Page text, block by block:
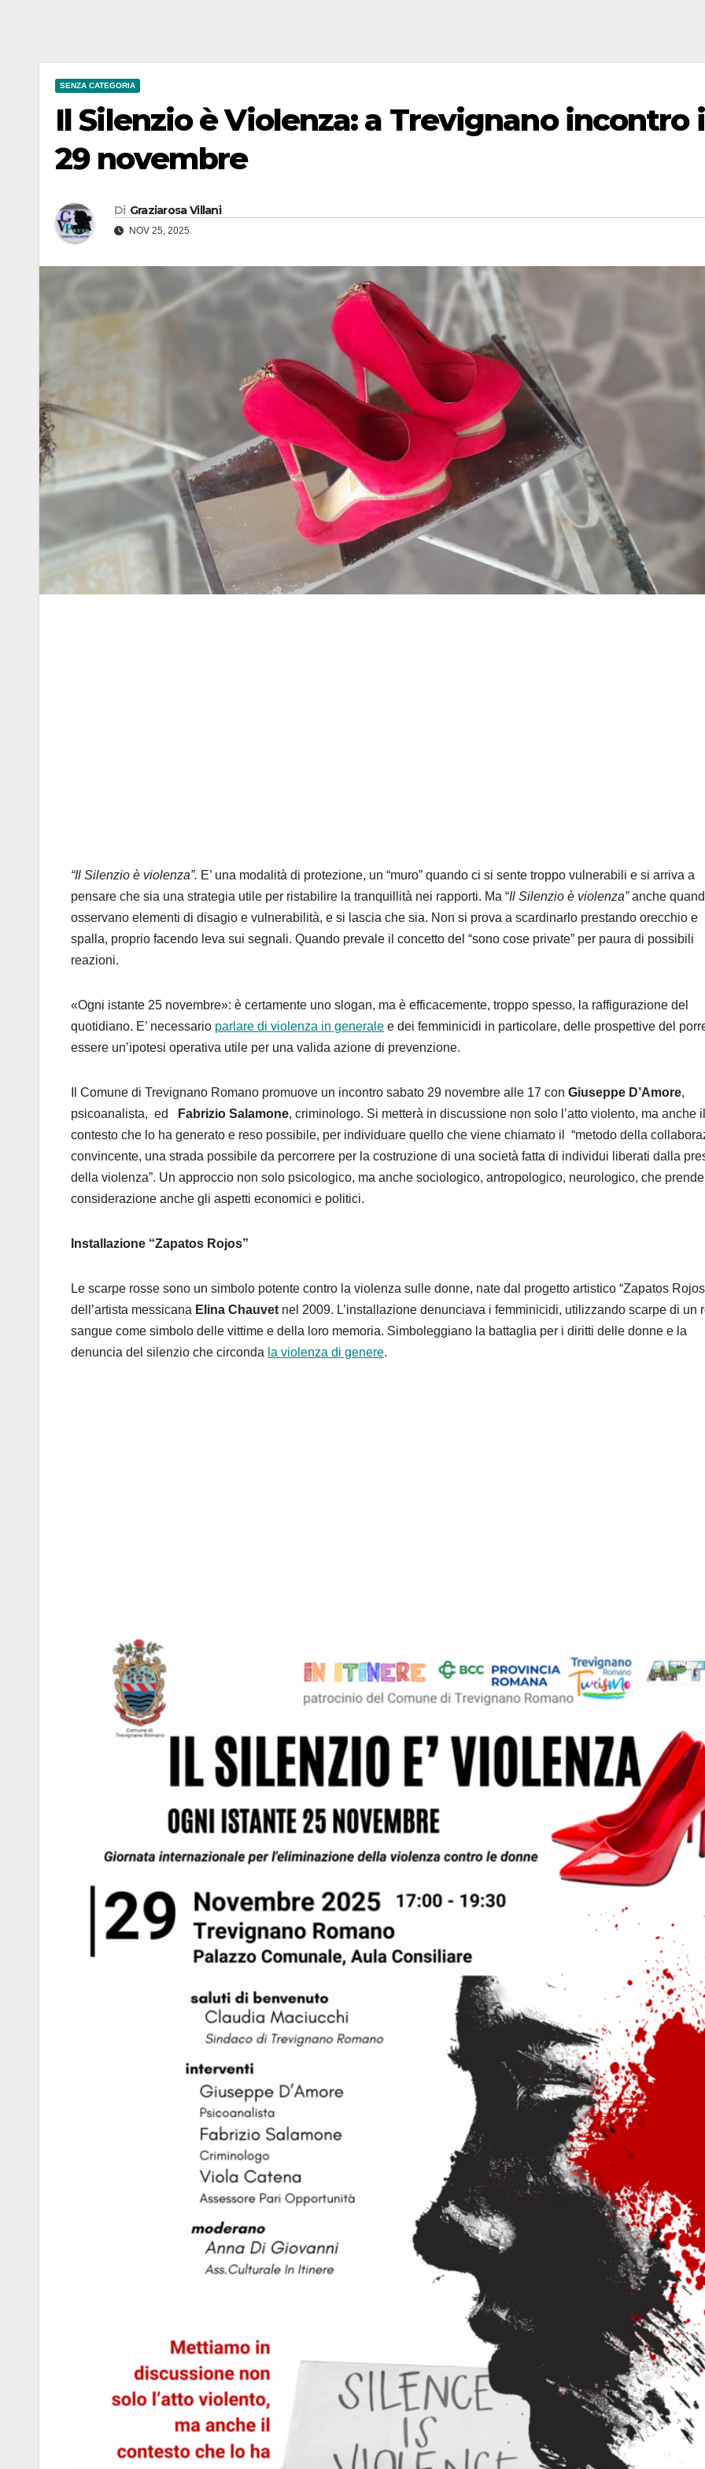
SENZA CATEGORIA
Il Silenzio è Violenza: a Trevignano incontro
29 novembre
Di Graziarosa Villani
NOV 25, 2025
“Il Silenzio è violenza”. E’ una modalità di protezione, un “muro” quando ci si sente troppo vulnerabili e si arriva a
pensare che sia una strategia utile per ristabilire la tranquillità nei rapporti. Ma “Il Silenzio è violenza”anche
osservano elementi di disagio e vulnerabilità, e si lascia che sia. Non si prova a scardinarlo prestando orecchio e
spalla, proprio facendo leva sui segnali. Quando prevale il concetto del “sono cose private” per paura di possibili
reazioni.
«Ogni istante 25 novembre»: è certamente uno slogan, ma è efficacemente, troppo spesso, la raffigurazione del
quotidiano. E’ necessario parlare di violenza in generale e dei femminicidi in particolare, delle prospettive del
essere un’ipotesi operativa utile per una valida azione di prevenzione.
Il Comune di Trevignano Romano promuove un incontro sabato 29 novembre alle 17 con Giuseppe D’Amore,
psicoanalista, ed
Fabrizio Salamone, criminologo. Si metterà in discussione non solo l’atto violento, ma anche il
contesto che lo ha generato e reso possibile, per individuare quello che viene chiamato il “metodo della
convincente, una strada possibile da percorrere per la costruzione di una società fatta di individui liberati dalla
della violenza”. Un approccio non solo psicologico, ma anche sociologico, antropologico, neurologico, che
considerazione anche gli aspetti economici e politici.
Installazione “Zapatos Rojos”
Le scarpe rosse sono un simbolo potente contro la violenza sulle donne, nate dal progetto artistico “Zapatos
dell’artista messicana Elina Chauvet nel 2009. L’installazione denunciava i femminicidi, utilizzando scarpe di un
sangue come simbolo delle vittime e della loro memoria. Simboleggiano la battaglia per i diritti delle donne e la
denuncia del silenzio che circonda la violenza di genere.